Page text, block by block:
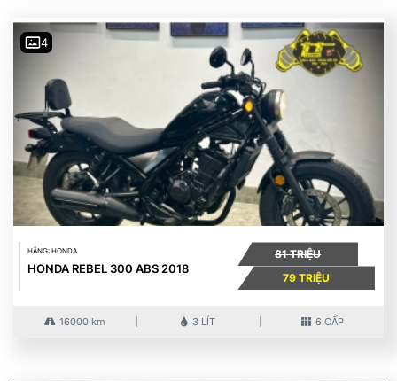
4
HÃNG: HONDA
HONDA REBEL 300 ABS 2018
81 TRIỆU
79 TRIỆU
16000 km 3 LÍT 6 CẤP